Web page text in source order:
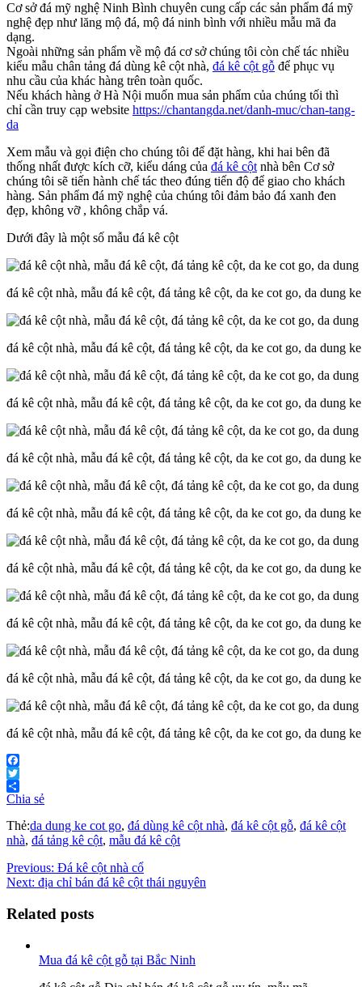
Cơ sở đá mỹ nghệ Ninh Bình chuyên cung cấp các sản phẩm đá mỹ
nghệ đẹp như lăng mộ đá, mộ đá ninh bình với nhiều mẫu mã đa
dạng.
Ngoài những sản phẩm về mộ đá cơ sở chúng tôi còn chế tác nhiều
kiểu mẫu chân tảng đá dùng kê cột nhà, đá kê cột gỗ để phục vụ
nhu cầu của khác hàng trên toàn quốc.
Nếu khách hàng ở Hà Nội muốn mua sản phẩm của chúng tối thì
chỉ cần truy cạp website https://chantangda.net/danh-muc/chan-tang-
da
Xem mẫu và gọi điện cho chúng tôi để đặt hàng, khi hai bên đã
thống nhất được kích cỡ, kiểu dáng của đá kê cột nhà bên Cơ sở
chúng tôi sẽ tiến hành chế tác theo đúng tiến độ để giao cho khách
hàng. Sản phẩm đá mỹ nghệ của chúng tôi đảm bảo đá xanh đen
đẹp, không vỡ , không chắp vá.
Dưới đây là một số mẫu đá kê cột
đá kê cột nhà, mẫu đá kê cột, đá tảng kê cột, da ke cot go, da dung
đá kê cột nhà, mẫu đá kê cột, đá tảng kê cột, da ke cot go, da dung
đá kê cột nhà, mẫu đá kê cột, đá tảng kê cột, da ke cot go, da dung
đá kê cột nhà, mẫu đá kê cột, đá tảng kê cột, da ke cot go, da dung
đá kê cột nhà, mẫu đá kê cột, đá tảng kê cột, da ke cot go, da dung
đá kê cột nhà, mẫu đá kê cột, đá tảng kê cột, da ke cot go, da dung
đá kê cột nhà, mẫu đá kê cột, đá tảng kê cột, da ke cot go, da dung
đá kê cột nhà, mẫu đá kê cột, đá tảng kê cột, da ke cot go, da dung
đá kê cột nhà, mẫu đá kê cột, đá tảng kê cột, da ke cot go, da dung
Facebook
Twitter
Chia sẻ
Thẻ:da dung ke cot go, đá dùng kê cột nhà, đá kê cột gỗ, đá kê cột
nhà, đá tảng kê cột, mẫu đá kê cột
Previous: Đá kê cột nhà cổ
Next: địa chỉ bán đá kê cột thái nguyên
Related posts
Mua đá kê cột gỗ tại Bắc Ninh